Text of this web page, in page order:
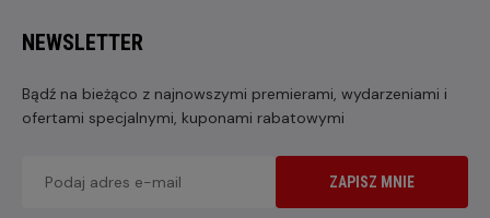
NEWSLETTER
Bądź na bieżąco z najnowszymi premierami, wydarzeniami i
ofertami specjalnymi, kuponami rabatowymi
ZAPISZ MNIE